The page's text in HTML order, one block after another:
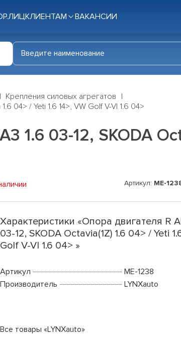
КЛИЕНТАМ ВАКАНСИИ
Крепления силовых агрегатов
04> / Yeti 1.6 14>, VW Golf V-VI 1.6 04>
1.6 03-12, SKODA
Артикул: ME-
Характеристики «Опора двигателя R
03-12, SKODA Octavia(1Z) 1.6 04> / Yeti
Golf V-VI 1.6 04> »
Артикул
ME-1238
Производитель
LYNXauto
Все товары «LYNXauto»